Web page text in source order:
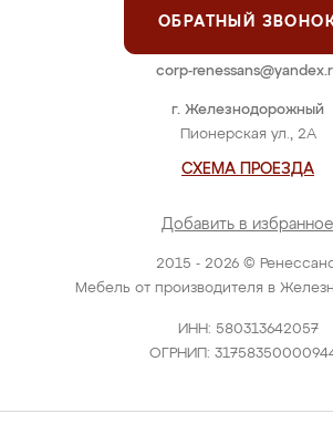
2015 - 2026 ©
Мебель от производителя в
ИНН: 580313642057
ОГРНИП:
г. Железнодорожный
Пионерская ул., 2А
СХЕМА ПРОЕЗДА
Добавить в избранное
ОБРАТНЫЙ
corp-